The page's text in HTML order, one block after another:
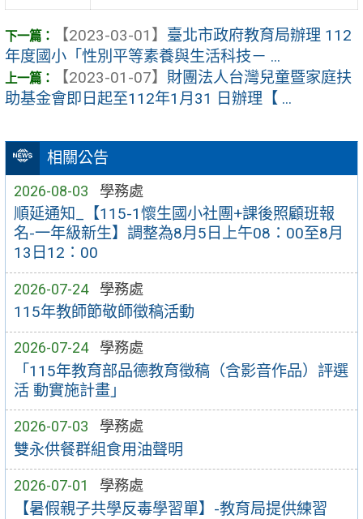
相關公告
2026-08-03 學務處
順延通知_【115-1懷生國小社團+課後照顧班報
名-一年級新生】調整為8月5日上午08：00至8月
13日12：00
2026-07-24 學務處
115年教師節敬師徵稿活動
2026-07-24 學務處
「115年教育部品德教育徵稿（含影音作品）評選
活 動實施計畫」
2026-07-03 學務處
雙永供餐群組食用油聲明
2026-07-01 學務處
【暑假親子共學反毒學習單】-教育局提供練習
【2023-03-01】 臺北市政府教育局辦理 112
年度國小「性別平等素養與生活科技－ ...
【2023-01-07】 財團法人台灣兒童暨家庭扶
助基金會即日起至112年1月31 日辦理【 ...